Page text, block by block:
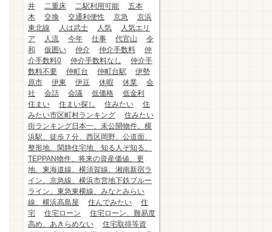
井
二重床 二駅利用可能
五本
木
交換 交通利便性 京急
京浜
東北線
人は武士 人気
人気エリ
ア
人流 今年 仕事 代官山
令
和
仮囲い 仲介 仲介手数料
仲
介手数料0
仲介手数料なし
仲介手
数料不要
仲町台 仲町台駅
伊勢
原市
伊東 伊豆 休暇 休業
会
社
会話 会議 低価格
低金利
住まい
住まい探し 住みたい
住
みたい市区町村ランキング
住みたい
街ランキング日本一、未公開物件、横
浜駅、徒歩７分、西区岡野、公道面、
整形地、閑静住宅地、知る人ぞ知る、
TEPPAN物件、将来の資産価値、更
地、東海道線、横須賀線、湘南新宿ラ
イン、京急線、横浜市営地下鉄ブルー
ライン、東急東横線、みなとみらい
線、横浜高島屋
住んでみたい
住
宅
住宅ローン
住宅ローン、難易度
高め、あきらめない
住宅取得等資